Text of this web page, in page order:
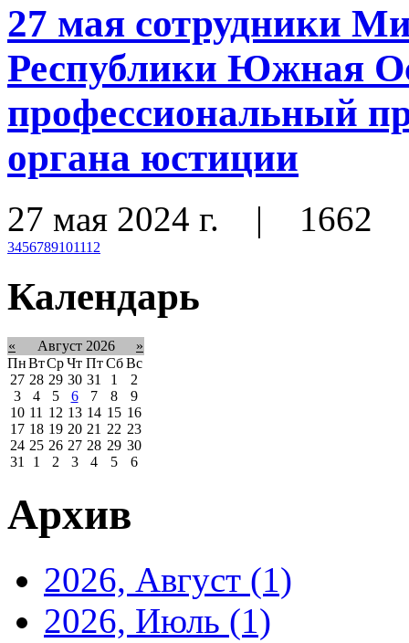
27 мая сотрудники
Республики Южная
профессиональный
органа юстиции
27 мая 2024 г. | 1662
3456789101112
Календарь
« Август 2026
»
ПнВтСрЧт Пт Сб Вс
27 28 29 30 31 1
2
3
4 5 6 7 8
9
10 11 12 13 14 15 16
17 18 19 20 21 22 23
24 25 26 27 28 29 30
31
1 2 3 4 5 6
Архив
2026, Август (1)
2026, Июль (1)